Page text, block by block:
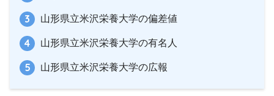
山形県立米沢栄養大学の偏差値
山形県立米沢栄養大学の有名人
山形県立米沢栄養大学の広報